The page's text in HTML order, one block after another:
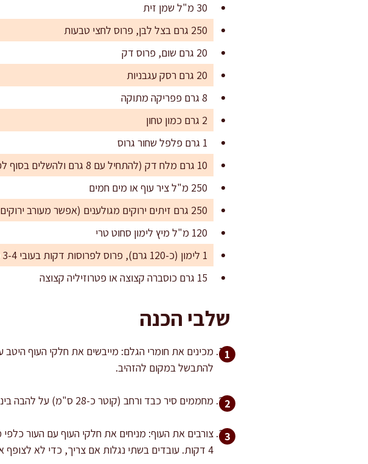
30 מ"ל שמן זית
250 גרם בצל לבן, פרוס לחצי טבעות
20 גרם שום, פרוס דק
20 גרם רסק עגבניות
8 גרם פפריקה מתוקה
2 גרם כמון טחון
1 גרם פלפל שחור גרוס
10 גרם מלח דק (להתחיל עם 8 גרם ולהשלים בסוף לפי מליחות הזיתים)
250 מ"ל ציר עוף או מים חמים
250 גרם זיתים ירוקים מגולענים (אפשר מעורב ירוקים ושחורים)
120 מ"ל מיץ לימון סחוט טרי
1 לימון (כ-120 גרם), פרוס לפרוסות דקות בעובי 3-4 מ"מ
15 גרם כוסברה קצוצה או פטרוזיליה קצוצה
שלבי הכנה
מכינים את חומרי הגלם: מייבשים את חלקי העוף היטב
להתבשל במקום להזהיב.
מחממים סיר כבד ורחב (קוטר כ-28 ס"מ) על להבה בינונית-גבוהה, מוסיפים 30 מ"ל שמן זית ומחכים עד שהשמן חם ומבריק.
4 דקות. עובדים בשתי נגלות אם צריך, כדי לא לצופף את הסיר.